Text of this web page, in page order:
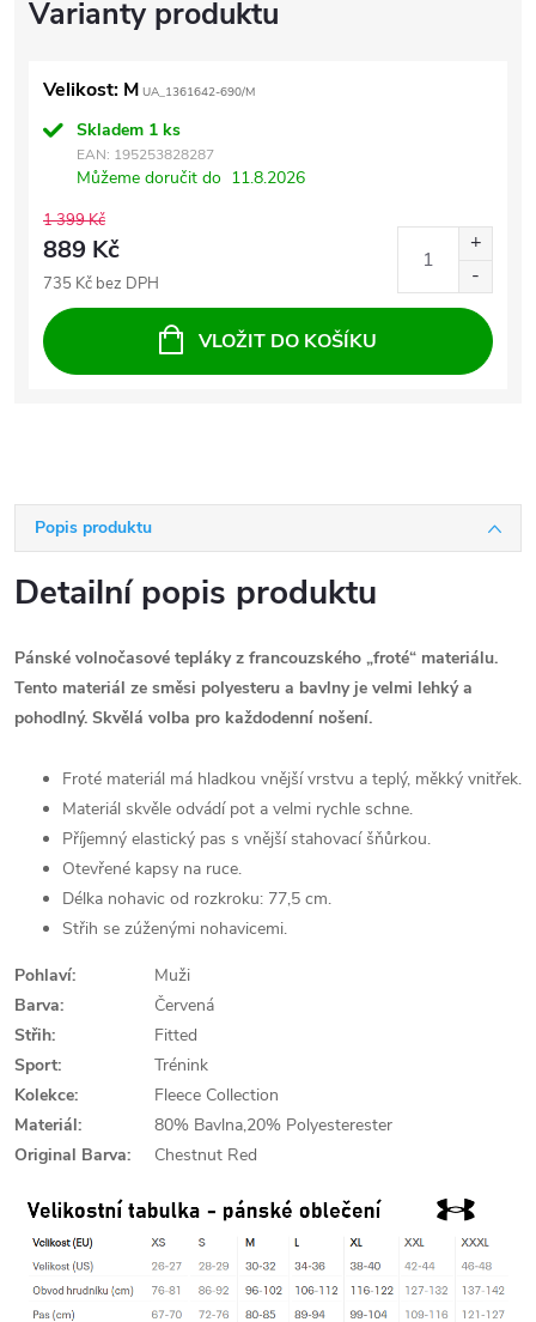
Velikost: M UA_1361642-690/M
Skladem 1 ks
EAN: 195253828287
Můžeme doručit do 11.8.2026
1 399 Kč
889 Kč
735 Kč bez DPH
VLOŽIT DO KOŠÍKU
Popis produktu
Detailní popis produktu
Pánské volnočasové tepláky z francouzského „froté“ materiálu.
Tento materiál ze směsi polyesteru a bavlny je velmi lehký a
pohodlný. Skvělá volba pro každodenní nošení.
Froté materiál má hladkou vnější vrstvu a teplý, měkký vnitřek.
Materiál skvěle odvádí pot a velmi rychle schne.
Příjemný elastický pas s vnější stahovací šňůrkou.
Otevřené kapsy na ruce.
Délka nohavic od rozkroku: 77,5 cm.
Střih se zúženými nohavicemi.
Pohlaví:
Muži
Barva:
Červená
Střih:
Fitted
Sport:
Trénink
Kolekce:
Fleece Collection
Materiál:
80% Bavlna,20% Polyesterester
Original Barva:
Chestnut Red